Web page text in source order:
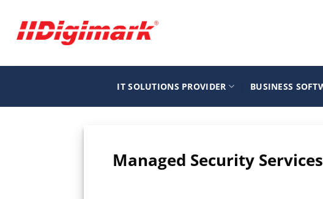
περιεχόμενο
IT SOLUTIONS PROVIDER BUSINESS
Managed Security